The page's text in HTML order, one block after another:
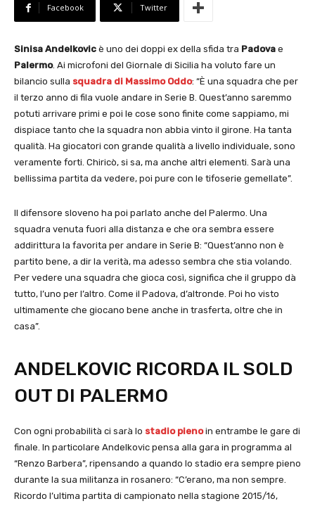
Facebook Twitter
Sinisa Andelkovic è uno dei doppi ex della sfida tra Padova e
Palermo. Ai microfoni del Giornale di Sicilia ha voluto fare un
bilancio sulla squadra di Massimo Oddo: “È una squadra che per
il terzo anno di fila vuole andare in Serie B. Quest’anno saremmo
potuti arrivare primi e poi le cose sono finite come sappiamo, mi
dispiace tanto che la squadra non abbia vinto il girone. Ha tanta
qualità. Ha giocatori con grande qualità a livello individuale, sono
veramente forti. Chiricò, si sa, ma anche altri elementi. Sarà una
bellissima partita da vedere, poi pure con le tifoserie gemellate”.
Il difensore sloveno ha poi parlato anche del Palermo. Una
squadra venuta fuori alla distanza e che ora sembra essere
addirittura la favorita per andare in Serie B: “Quest’anno non è
partito bene, a dir la verità, ma adesso sembra che stia volando.
Per vedere una squadra che gioca così, significa che il gruppo dà
tutto, l’uno per l’altro. Come il Padova, d’altronde. Poi ho visto
ultimamente che giocano bene anche in trasferta, oltre che in
casa”.
ANDELKOVIC RICORDA IL SOLD
OUT DI PALERMO
Con ogni probabilità ci sarà lo stadio pienoin entrambe le gare di
finale. In particolare Andelkovic pensa alla gara in programma al
“Renzo Barbera”, ripensando a quando lo stadio era sempre pieno
durante la sua militanza in rosanero: “C’erano, ma non sempre.
Ricordo l’ultima partita di campionato nella stagione 2015/16,